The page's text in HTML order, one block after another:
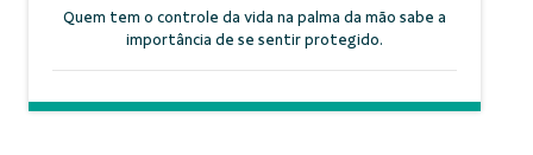
Quem tem o controle da vida na palma da mão sabe a
importância de se sentir protegido.